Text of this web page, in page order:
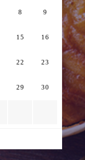
8 9
15 16
22 23
29 30